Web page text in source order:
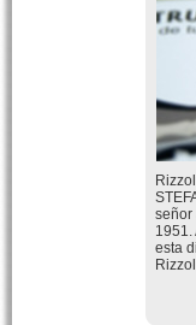
señor
1951.
esta